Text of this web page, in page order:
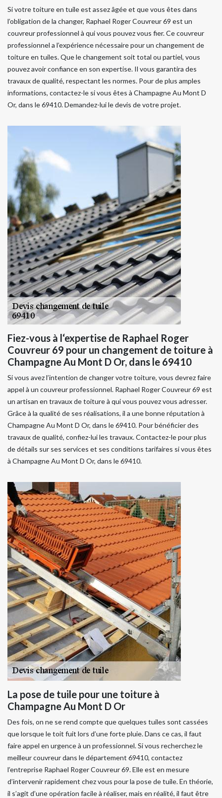
Si votre toiture en tuile est assez âgée et que vous êtes dans
l’obligation de la changer, Raphael Roger Couvreur 69 est un
couvreur professionnel à qui vous pouvez vous fier. Ce couvreur
professionnel a l’expérience nécessaire pour un changement de
toiture en tuiles. Que le changement soit total ou partiel, vous
pouvez avoir confiance en son expertise. Il vous garantira des
travaux de qualité, respectant les normes. Pour de plus amples
informations, contactez-le si vous êtes à Champagne Au Mont D
Or, dans le 69410. Demandez-lui le devis de votre projet.
Fiez-vous à l‘expertise de Raphael Roger
Couvreur 69 pour un changement de toiture à
Champagne Au Mont D Or, dans le 69410
Si vous avez l’intention de changer votre toiture, vous devrez faire
appel à un couvreur professionnel. Raphael Roger Couvreur 69 est
un artisan en travaux de toiture à qui vous pouvez vous adresser.
Grâce à la qualité de ses réalisations, il a une bonne réputation à
Champagne Au Mont D Or, dans le 69410. Pour bénéficier des
travaux de qualité, confiez-lui les travaux. Contactez-le pour plus
de détails sur ses services et ses conditions tarifaires si vous êtes
à Champagne Au Mont D Or, dans le 69410.
La pose de tuile pour une toiture à
Champagne Au Mont D Or
Des fois, on ne se rend compte que quelques tuiles sont cassées
que lorsque le toit fuit lors d’une forte pluie. Dans ce cas, il faut
faire appel en urgence à un professionnel. Si vous recherchez le
meilleur couvreur dans le département 69410, contactez
l’entreprise Raphael Roger Couvreur 69. Elle est en mesure
d’intervenir rapidement chez vous pour la pose de tuile. En théorie,
il s’agit d’une opération facile à réaliser, mais en réalité, il faut être